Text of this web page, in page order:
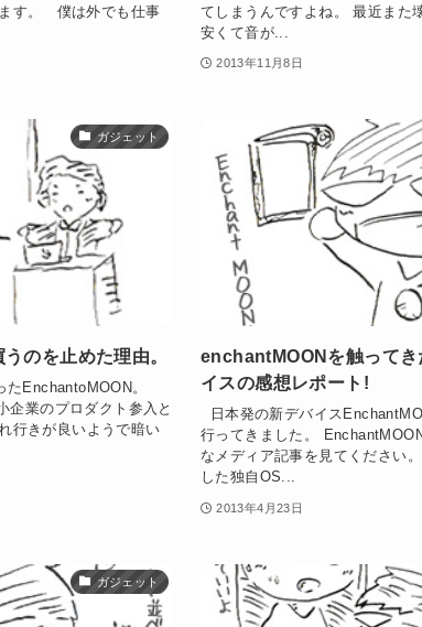
す。 僕は外でも仕事
てしまうんですよね。 最近また
安くて音が...
2013年11月8日
ガジェット
のを止めた理由。
EnchantoMOON。
企業のプロダクト参入と
行きが良いようで暗い
enchantMOONを触って
イスの感想レポート!
日本発の新デバイス
行ってきました。
なメディア記事を見てください
した独自OS...
2013年4月23日
ガジェット